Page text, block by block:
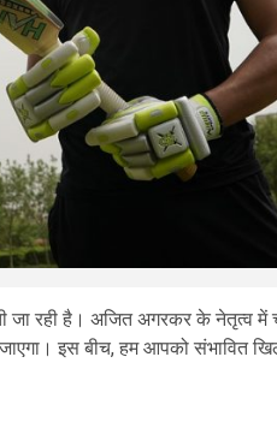
जा रही है। अजित अगरकर के नेतृत्व
इस बीच, हम आपको संभावित